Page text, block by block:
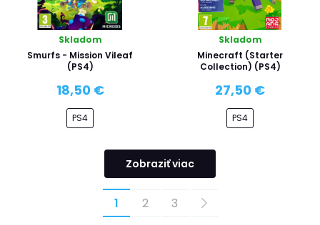
Skladom
Smurfs - Mission Vileaf
(PS4)
18,50 €
PS4
Skladom
Minecraft (Starter
Collection) (PS4)
27,50 €
PS4
Zobraziť viac
1 2 3